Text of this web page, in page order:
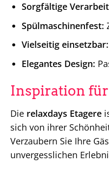
Sorgfältige
Spülmaschinenfest:
Vielseitig einsetzbar:
Elegantes Design:
Inspiration
Die relaxdays Etagere
sich von ihrer
Verzaubern Sie Ihre
unvergesslichen